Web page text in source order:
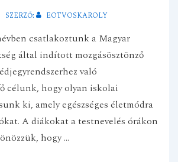
SZERZŐ: EOTVOSKAROLY
csatlakoztunk a Magyar
által indított mozgásösztönző
való
célunk, hogy olyan iskolai
ki, amely egészséges életmódra
A diákokat a testnevelés órákon
hogy …